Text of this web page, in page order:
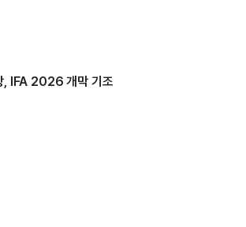
, IFA 2026 개막 기조